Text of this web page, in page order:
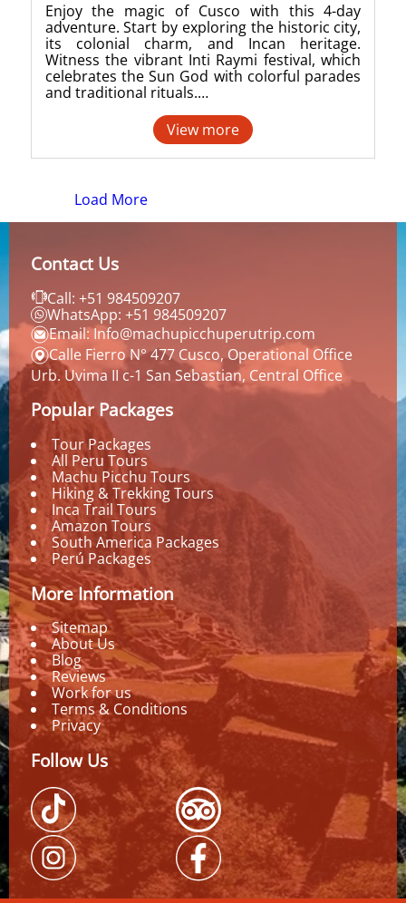
Enjoy the magic of Cusco with this 4-day
adventure. Start by exploring the historic city,
its colonial charm, and Incan heritage.
Witness the vibrant Inti Raymi festival, which
celebrates the Sun God with colorful parades
and traditional rituals.…
View more
Load More
Contact Us
Call: +51 984509207
WhatsApp: +51 984509207
Email: Info@machupicchuperutrip.com
Calle Fierro N° 477 Cusco, Operational Office
Urb. Uvima II c-1 San Sebastian, Central Office
Popular Packages
Tour Packages
All Peru Tours
Machu Picchu Tours
Hiking & Trekking Tours
Inca Trail Tours
Amazon Tours
South America Packages
Perú Packages
More Information
Sitemap
About Us
Blog
Reviews
Work for us
Terms & Conditions
Privacy
Follow Us